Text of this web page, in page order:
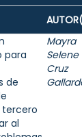
para
de
al
Mayra
Selene
Cruz